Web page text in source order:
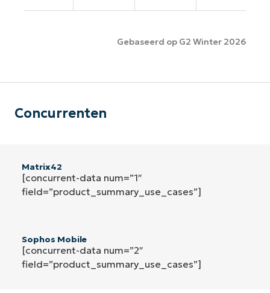
Gebaseerd op G2 Winter 2026
Concurrenten
Matrix42
[concurrent-data num=”1″
field=”product_summary_use_cases”]
Sophos Mobile
[concurrent-data num=”2″
field=”product_summary_use_cases”]